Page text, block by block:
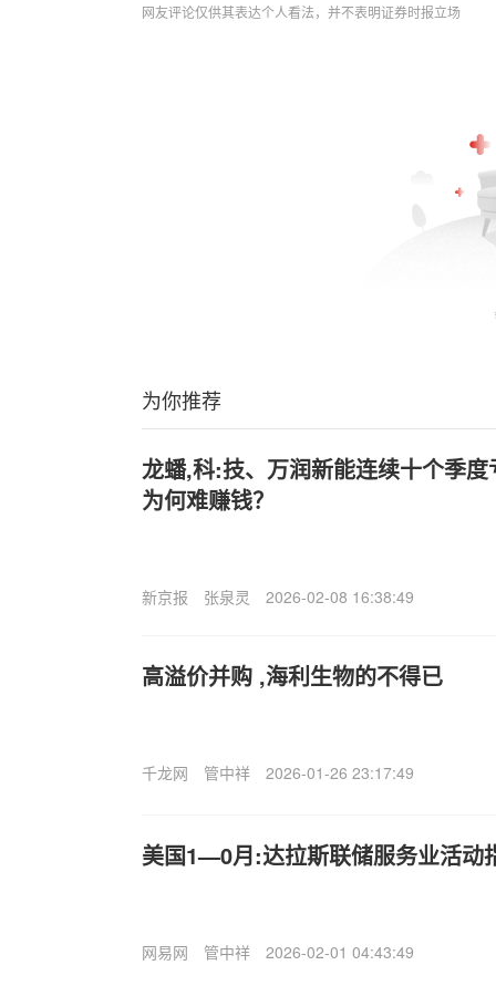
网友评论仅供其表达个人看法，并不表明证券时报立场
为你推荐
龙蟠,科:技、万润新能连续十个季
为何难赚钱？
新京报 张泉灵 2026-02-08 16:38:49
高溢价并购 ,海利生物的不得已
千龙网 管中祥 2026-01-26 23:17:49
美国1—0月:达拉斯联储服务业活动
网易网 管中祥 2026-02-01 04:43:49